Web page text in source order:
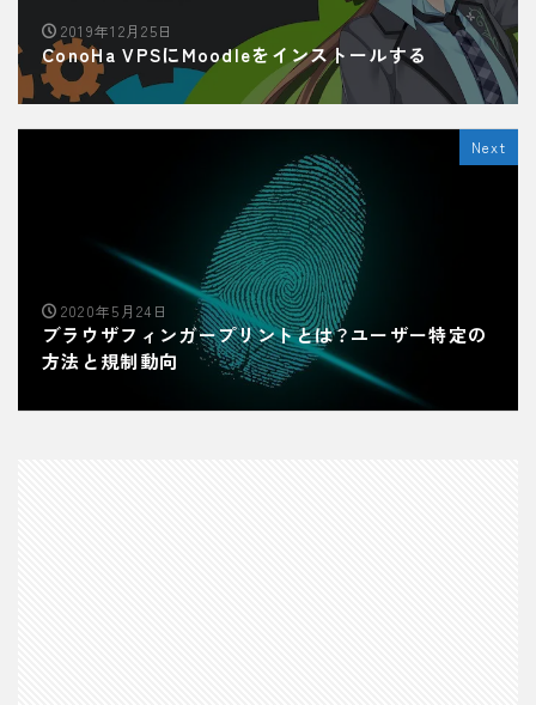
2019年12月25日
ConoHa VPSにMoodleをインストールする
Next
2020年5月24日
ブラウザフィンガープリントとは？ユーザー特定の
方法と規制動向